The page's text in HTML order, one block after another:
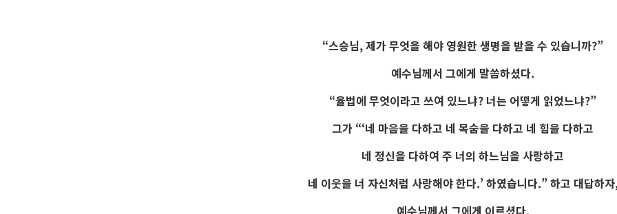
“스승님, 제가 무엇을 해야 영원한 생명을 받을 수 있습니까?”
예수님께서 그에게 말씀하셨다.
“율법에 무엇이라고 쓰여 있느냐? 너는 어떻게 읽었느냐?”
그가 “‘네 마음을 다하고 네 목숨을 다하고 네 힘을 다하고
네 정신을 다하여 주 너의 하느님을 사랑하고
네 이웃을 너 자신처럼 사랑해야 한다.’ 하였습니다.” 하고 대답하
예수님께서 그에게 이르셨다.